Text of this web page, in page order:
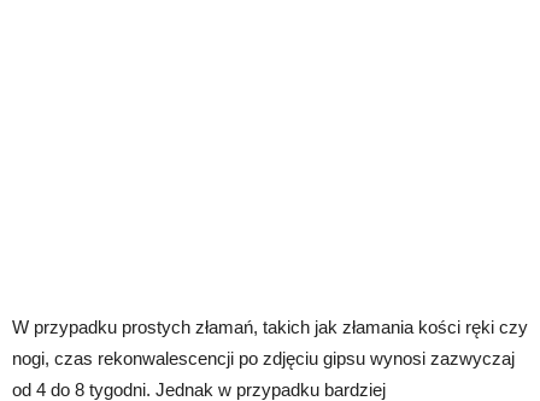
W przypadku prostych złamań, takich jak złamania kości ręki czy
nogi, czas rekonwalescencji po zdjęciu gipsu wynosi zazwyczaj
od 4 do 8 tygodni. Jednak w przypadku bardziej